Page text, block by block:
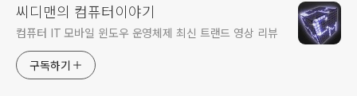
씨디맨의 컴퓨터이야기
컴퓨터 IT 모바일 윈도우 운영체제 최신 트랜드 영상 리뷰
구독하기